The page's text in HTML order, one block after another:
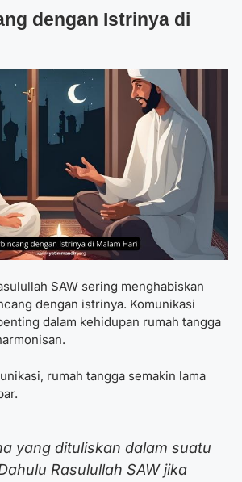
dengan Istrinya di
SAW sering menghabiskan
dengan istrinya. Komunikasi
dalam kehidupan rumah tangga
rumah tangga semakin lama
yang dituliskan dalam suatu
Rasulullah SAW jika